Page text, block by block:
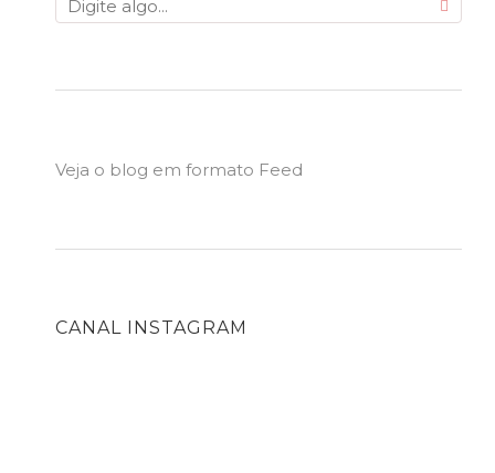
Veja o blog em formato Feed
CANAL INSTAGRAM